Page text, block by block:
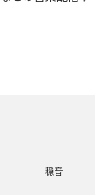
穏音